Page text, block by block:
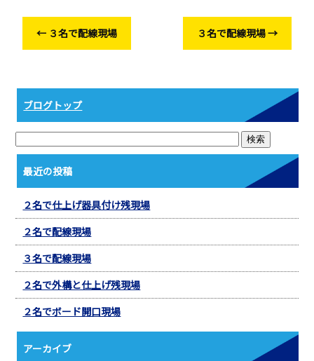
o
o
← ３名で配線現場 ３名で配線現場→
ブログトップ
最近の投稿
２名で仕上げ器具付け残現場
２名で配線現場
３名で配線現場
２名で外構と仕上げ残現場
２名でボード開口現場
アーカイブ